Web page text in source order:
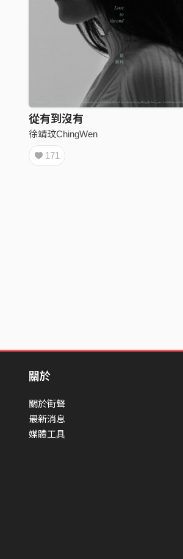
從有到沒有
徐靖玟ChingWen
171
關於
關於街聲
最新消息
媒體工具